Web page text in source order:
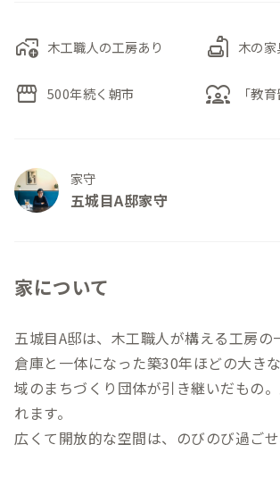
add_home_work 木工職人の工房あり scene 木の
storefront 500年続く朝市 diversity_1 「教
家守
五城目A邸家守
家について
五城目A邸は、木工職人が構える工房の
倉庫と一体になった築30年ほどの大き
域のまちづくり団体が引き継いだもの
れます。
広くて開放的な空間は、のびのび過ご